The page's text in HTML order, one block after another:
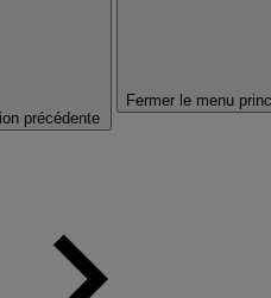
précédente
Fermer le menu